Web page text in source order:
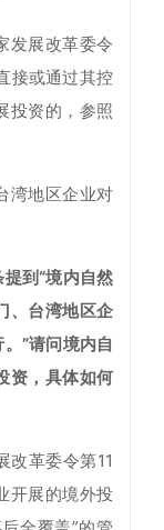
发展改革委令
接或通过其控
投资的，参照
湾地区企业对
到“境内自然
、台湾地区企
”请问境内自
资，具体如何
改革委令第11
开展的境外投